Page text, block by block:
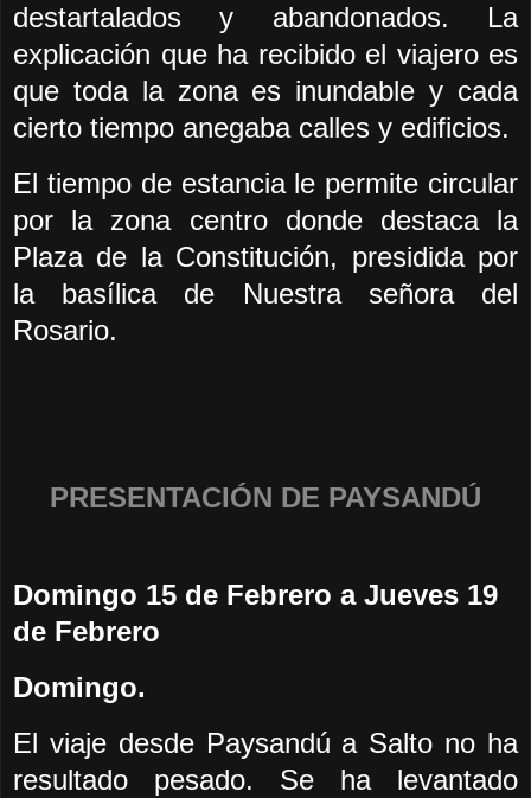
destartalados y abandonados. La
explicación que ha recibido el viajero es
que toda la zona es inundable y cada
cierto tiempo anegaba calles y edificios.
El tiempo de estancia le permite circular
por la zona centro donde destaca la
Plaza de la Constitución, presidida por
la basílica de Nuestra señora del
Rosario.
PRESENTACIÓN DE PAYSANDÚ
Domingo 15 de Febrero a Jueves 19
de Febrero
Domingo.
El viaje desde Paysandú a Salto no ha
resultado pesado. Se ha levantado